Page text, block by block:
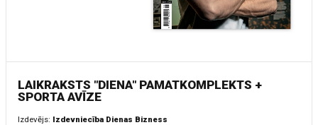
LAIKRAKSTS "DIENA" PAMATKOMPLEKTS +
SPORTA AVĪZE
Izdevējs: Izdevniecība Dienas Bizness